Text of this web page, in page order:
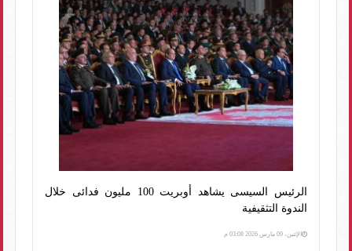
الرئيس السيسى يشاهد أوبريت 100 مليون فدائى خلال
الندوة التثقيفية
الإثنين، 09 مارس 2026 03:08 م